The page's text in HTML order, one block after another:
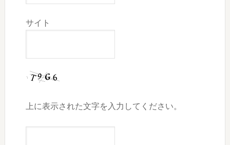
サイト
上に表示された文字を入力してください。